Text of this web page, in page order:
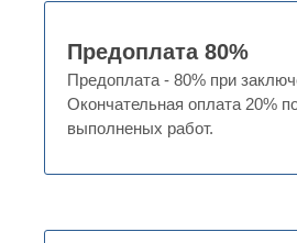
Предоплата 80%
Предоплата - 80% при
Окончательная оплата 20%
выполненых работ.